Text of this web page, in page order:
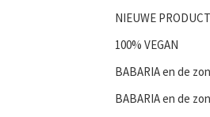
NIEUWE
100% VEGAN
BABARIA en de
BABARIA en de